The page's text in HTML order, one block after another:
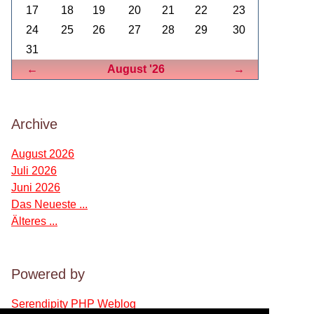
← August '26 Vorwärts
→
17
18 19 20 21 22
23
24
25 26 27 28 29
30
31
Archive
August 2026
Juli 2026
Juni 2026
Das Neueste ...
Älteres ...
Powered by
Serendipity PHP Weblog